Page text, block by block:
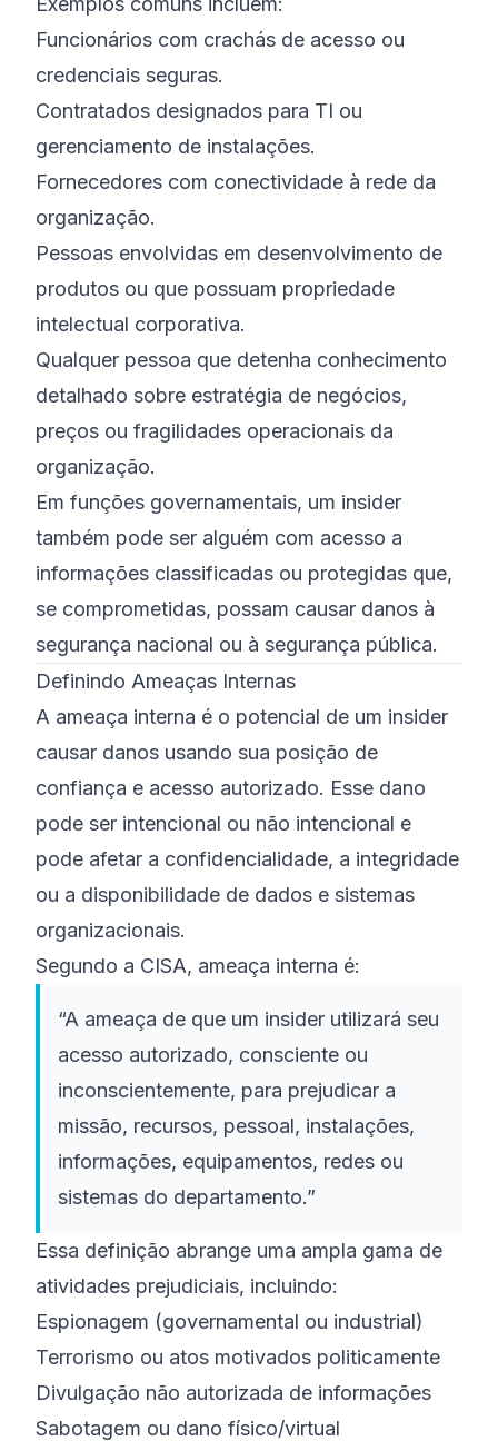
Funcionários com crachás de acesso ou
credenciais seguras.
Contratados designados para TI ou
gerenciamento de instalações.
Fornecedores com conectividade à rede da
organização.
Pessoas envolvidas em desenvolvimento de
produtos ou que possuam propriedade
intelectual corporativa.
Qualquer pessoa que detenha conhecimento
detalhado sobre estratégia de negócios,
preços ou fragilidades operacionais da
organização.
Em funções governamentais, um insider
também pode ser alguém com acesso a
informações classificadas ou protegidas que,
se comprometidas, possam causar danos à
segurança nacional ou à segurança pública.
Definindo Ameaças Internas
A ameaça interna é o potencial de um insider
causar danos usando sua posição de
confiança e acesso autorizado. Esse dano
pode ser intencional ou não intencional e
pode afetar a confidencialidade, a integridade
ou a disponibilidade de dados e sistemas
organizacionais.
Segundo a CISA, ameaça interna é:
“A ameaça de que um insider utilizará seu
acesso autorizado, consciente ou
inconscientemente, para prejudicar a
missão, recursos, pessoal, instalações,
informações, equipamentos, redes ou
sistemas do departamento.”
Essa definição abrange uma ampla gama de
atividades prejudiciais, incluindo:
Espionagem (governamental ou industrial)
Terrorismo ou atos motivados politicamente
Divulgação não autorizada de informações
Sabotagem ou dano físico/virtual